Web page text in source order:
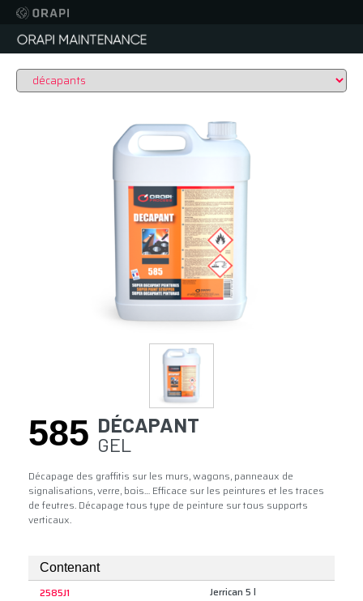
585 DÉCAPANT
GEL
Décapage des graffitis sur les murs, wagons, panneaux de
signalisations, verre, bois… Efficace sur les peintures et les traces
de feutres. Décapage tous type de peinture sur tous supports
verticaux.
Contenant
2585J1
Jerrican 5 l